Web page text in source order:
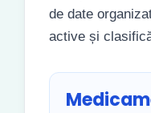
de date
active și